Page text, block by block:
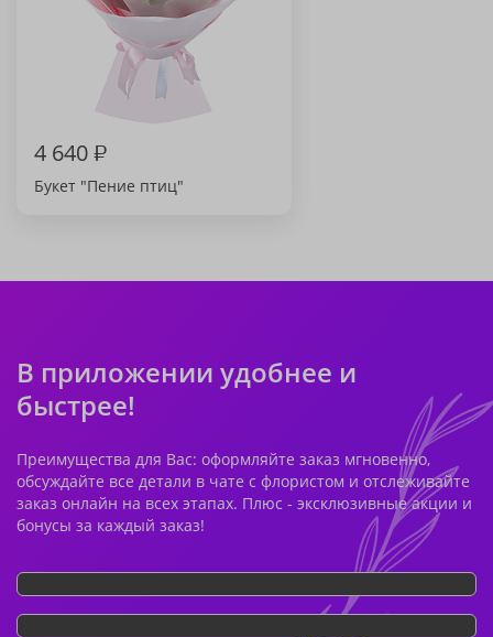
4 640₽
Букет "Пение птиц"
В приложении удобнее и
быстрее!
Преимущества для Вас: оформляйте заказ мгновенно,
обсуждайте все детали в чате с флористом и отслеживайте
заказ онлайн на всех этапах. Плюс - эксклюзивные акции и
бонусы за каждый заказ!